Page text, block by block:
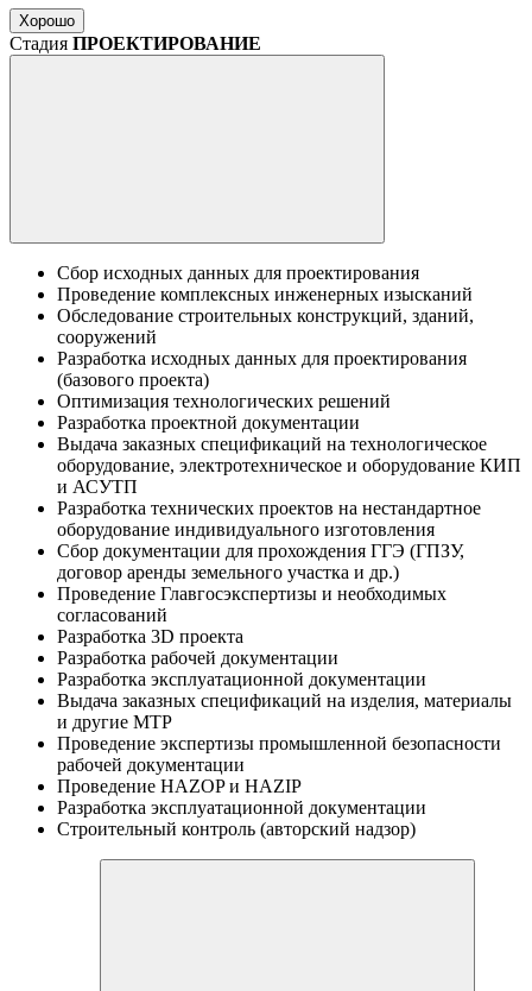
Хорошо
Стадия ПРОЕКТИРОВАНИЕ
Сбор исходных данных для проектирования
Проведение комплексных инженерных изысканий
Обследование строительных конструкций, зданий,
сооружений
Разработка исходных данных для проектирования
(базового проекта)
Оптимизация технологических решений
Разработка проектной документации
Выдача заказных спецификаций на технологическое
оборудование, электротехническое и оборудование КИП
и АСУТП
Разработка технических проектов на нестандартное
оборудование индивидуального изготовления
Сбор документации для прохождения ГГЭ (ГПЗУ,
договор аренды земельного участка и др.)
Проведение Главгосэкспертизы и необходимых
согласований
Разработка 3D проекта
Разработка рабочей документации
Разработка эксплуатационной документации
Выдача заказных спецификаций на изделия, материалы
и другие МТР
Проведение экспертизы промышленной безопасности
рабочей документации
Проведение НAZOP и HAZIP
Разработка эксплуатационной документации
Строительный контроль (авторский надзор)